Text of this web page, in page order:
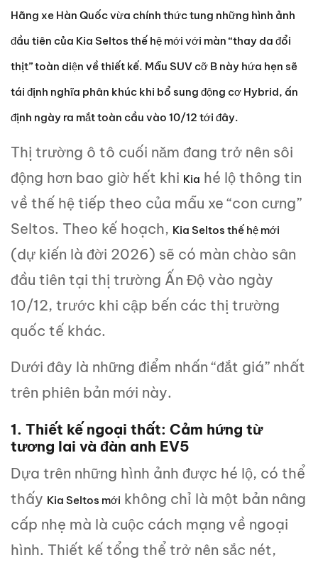
Hãng xe Hàn Quốc vừa chính thức tung những hình ảnh
đầu tiên của Kia Seltos thế hệ mới với màn “thay da đổi
thịt” toàn diện về thiết kế. Mẫu SUV cỡ B này hứa hẹn sẽ
tái định nghĩa phân khúc khi bổ sung động cơ Hybrid, ấn
định ngày ra mắt toàn cầu vào 10/12 tới đây.
Thị trường ô tô cuối năm đang trở nên sôi
động hơn bao giờ hết khi Kia hé lộ thông tin
về thế hệ tiếp theo của mẫu xe “con cưng”
Seltos. Theo kế hoạch, Kia Seltos thế hệ mới
(dự kiến là đời 2026) sẽ có màn chào sân
đầu tiên tại thị trường Ấn Độ vào ngày
10/12, trước khi cập bến các thị trường
quốc tế khác.
Dưới đây là những điểm nhấn “đắt giá” nhất
trên phiên bản mới này.
1. Thiết kế ngoại thất: Cảm hứng từ
tương lai và đàn anh EV5
Dựa trên những hình ảnh được hé lộ, có thể
thấy Kia Seltos mới không chỉ là một bản nâng
cấp nhẹ mà là cuộc cách mạng về ngoại
hình. Thiết kế tổng thể trở nên sắc nét,